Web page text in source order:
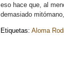
eso hace que, al
demasiado
Etiquetas: Aloma